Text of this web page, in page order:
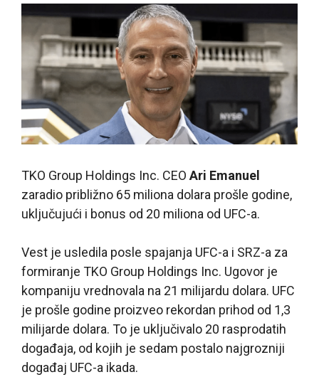
TKO Group Holdings Inc. CEO Ari Emanuel
zaradio približno 65 miliona dolara prošle godine,
uključujući i bonus od 20 miliona od UFC-a.
Vest je usledila posle spajanja UFC-a i SRZ-a za
formiranje TKO Group Holdings Inc. Ugovor je
kompaniju vrednovala na 21 milijardu dolara. UFC
je prošle godine proizveo rekordan prihod od 1,3
milijarde dolara. To je uključivalo 20 rasprodatih
događaja, od kojih je sedam postalo najgrozniji
događaj UFC-a ikada.